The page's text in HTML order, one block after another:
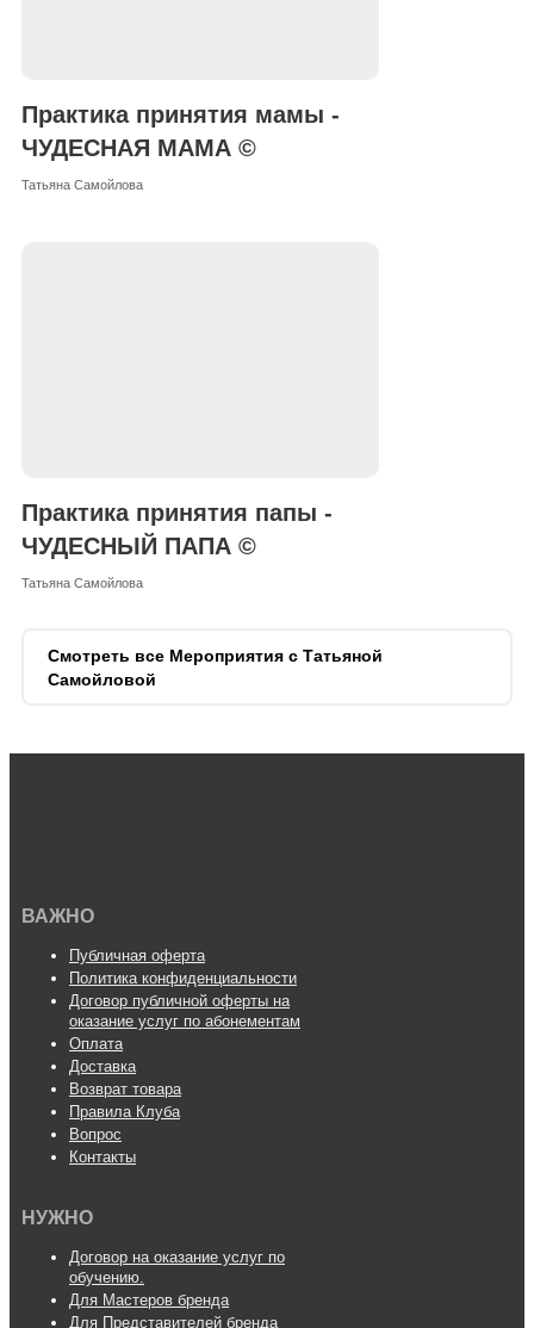
Практика принятия мамы -
ЧУДЕСНАЯ МАМА ©
Татьяна Самойлова
Практика принятия папы -
ЧУДЕСНЫЙ ПАПА ©
Татьяна Самойлова
Смотреть все Мероприятия с Татьяной
Самойловой
ВАЖНО
Публичная оферта
Политика конфиденциальности
Договор публичной оферты на
оказание услуг по абонементам
Оплата
Доставка
Возврат товара
Правила Клуба
Вопрос
Контакты
НУЖНО
Договор на оказание услуг по
обучению.
Для Мастеров бренда
Для Представителей бренда